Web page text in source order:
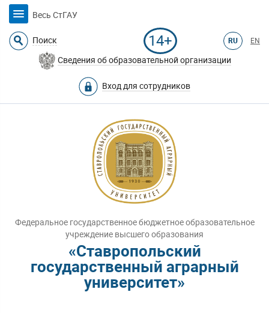
Весь СтГАУ
Поиск 14+ RU EN
Сведения об образовательной организации
Вход для сотрудников
Федеральное государственное бюджетное образовательное
учреждение высшего образования
«Ставропольский
государственный аграрный
университет»